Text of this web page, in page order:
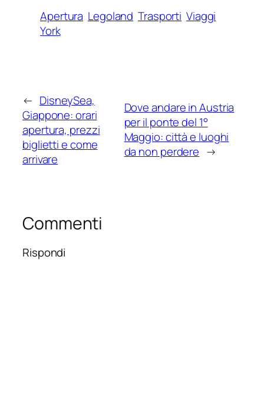
Apertura Legoland Trasporti Viaggi
York
← DisneySea,
Giappone: orari
apertura, prezzi
biglietti e come
arrivare
Dove andare in Austria
per il ponte del 1°
Maggio: città e luoghi
da non perdere →
Commenti
Rispondi